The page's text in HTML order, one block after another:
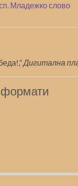
Младежко слово
Дигитална